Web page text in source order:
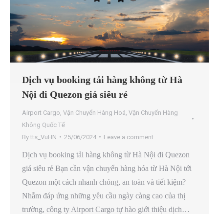
Dịch vụ booking tải hàng không từ Hà
Nội đi Quezon giá siêu rẻ
Airport Cargo Vận Chuyển Hàng Hoá Vận Chuyển Hàng
Không Quốc Tế
Bytts_VuHN 25/06/2024 Leave a comment
Dịch vụ booking tải hàng không từ Hà Nội đi Quezon
giá siêu rẻ Bạn cần vận chuyển hàng hóa từ Hà Nội tới
Quezon một cách nhanh chóng, an toàn và tiết kiệm?
Nhằm đáp ứng những yêu cầu ngày càng cao của thị
trường, công ty Airport Cargo tự hào giới thiệu dịch…